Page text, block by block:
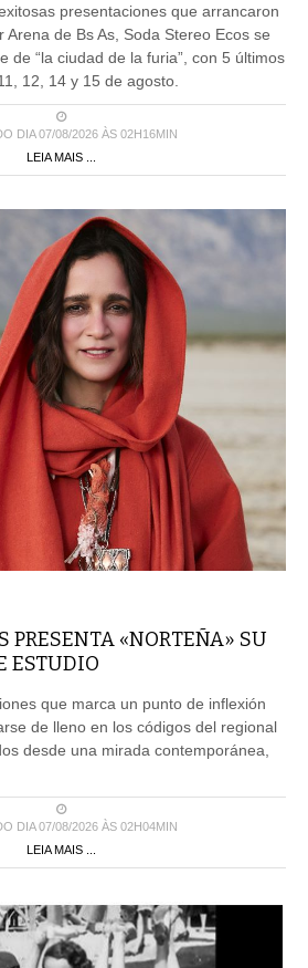
presentaciones que arrancaron
de Bs As, Soda Stereo Ecos se
de “la ciudad de la furia”, con 5 últimos
12, 14 y 15 de agosto.
DIA 07/08/2026 ÀS 02H16MIN
LEIA MAIS ...
PRESENTA «NORTEÑA» SU
ESTUDIO
que marca un punto de inflexión
de lleno en los códigos del regional
desde una mirada contemporánea,
DIA 07/08/2026 ÀS 02H04MIN
LEIA MAIS ...